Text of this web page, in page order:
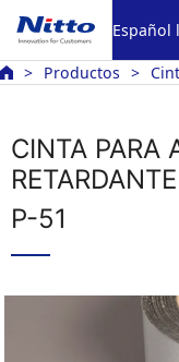
Español
Productos
CINTA PARA
P-51